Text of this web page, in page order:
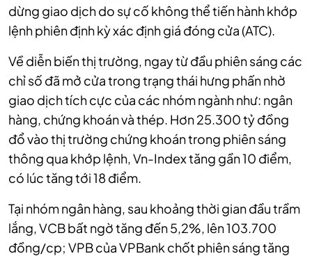
dừng giao dịch do sự cố không thể tiến hành khớp
lệnh phiên định kỳ xác định giá đóng cửa (ATC).
Về diễn biến thị trường, ngay từ đầu phiên sáng các
chỉ số đã mở cửa trong trạng thái hưng phấn nhờ
giao dịch tích cực của các nhóm ngành như: ngân
hàng, chứng khoán và thép. Hơn 25.300 tỷ đồng
đổ vào thị trường chứng khoán trong phiên sáng
thông qua khớp lệnh, Vn-Index tăng gần 10 điểm,
có lúc tăng tới 18 điểm.
Tại nhóm ngân hàng, sau khoảng thời gian đầu trầm
lắng, VCB bất ngờ tăng đến 5,2%, lên 103.700
đồng/cp; VPB của VPBank chốt phiên sáng tăng